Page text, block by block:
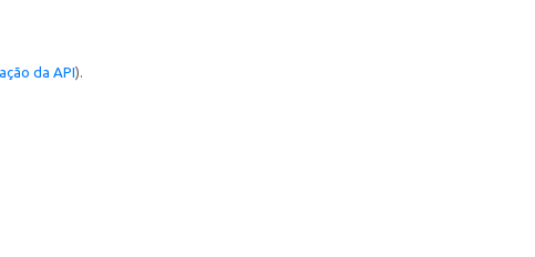
da API).